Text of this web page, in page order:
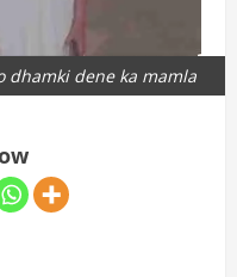
dhamki dene ka mamla